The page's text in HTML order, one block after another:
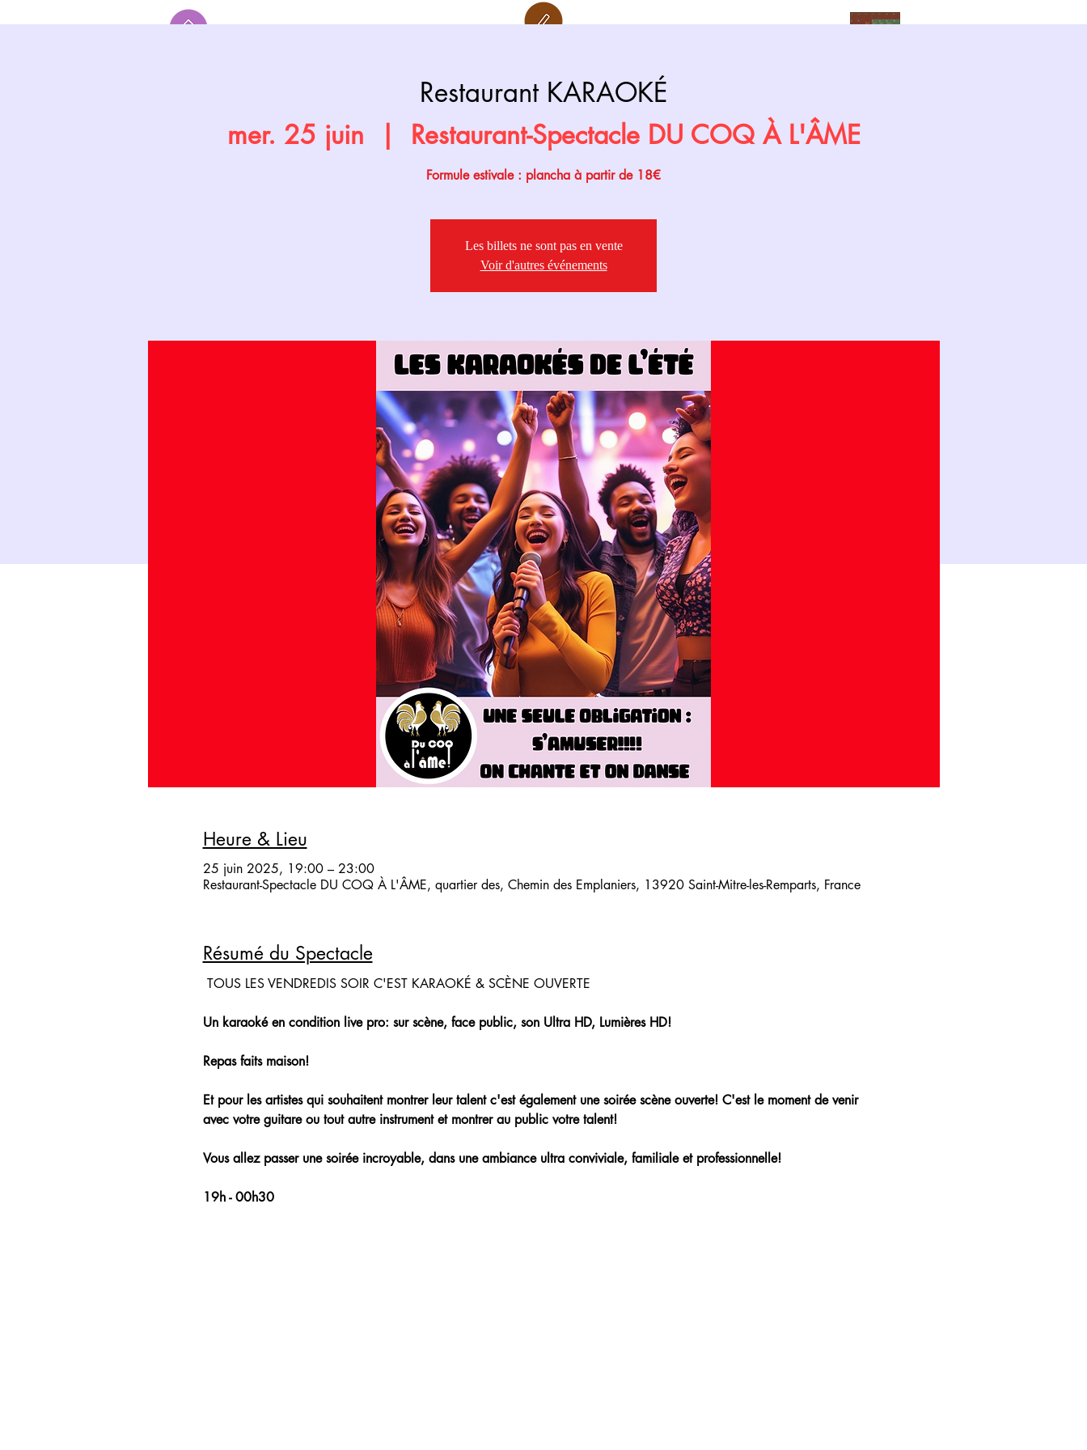
Restaurant KARAOKÉ
mer. 25 juin Restaurant-Spectacle DU COQ À L'ÂME
Formule estivale : plancha à partir de 18€
Les billets ne sont pas en vente
Voir d'autres événements
Heure & Lieu
25 juin 2025, 19:00 – 23:00
Restaurant-Spectacle DU COQ À L'ÂME, quartier des, Chemin des Emplaniers, 13920 Saint-Mitre-les-Remparts, France
Résumé du Spectacle
TOUS LES VENDREDIS SOIR C'EST KARAOKÉ & SCÈNE OUVERTE
Un karaoké en condition live pro: sur scène, face public, son Ultra HD, Lumières HD!
Repas faits maison!
Et pour les artistes qui souhaitent montrer leur talent c'est également une soirée scène ouverte! C'est le moment de venir
avec votre guitare ou tout autre instrument et montrer au public votre talent!
Vous allez passer une soirée incroyable, dans une ambiance ultra conviviale, familiale et professionnelle!
19h - 00h30